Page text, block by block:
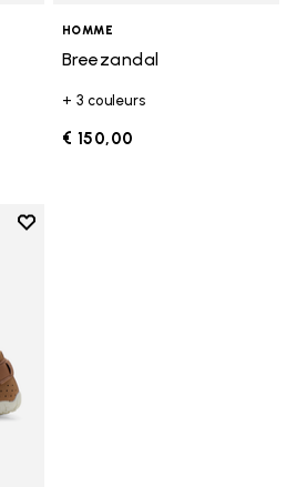
HOMME
Breezandal
+ 3 couleurs
€ 150,00
Add to wishlist